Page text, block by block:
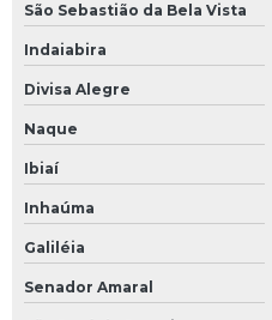
São Sebastião da Bela Vista
Indaiabira
Divisa Alegre
Naque
Ibiaí
Inhaúma
Galiléia
Senador Amaral